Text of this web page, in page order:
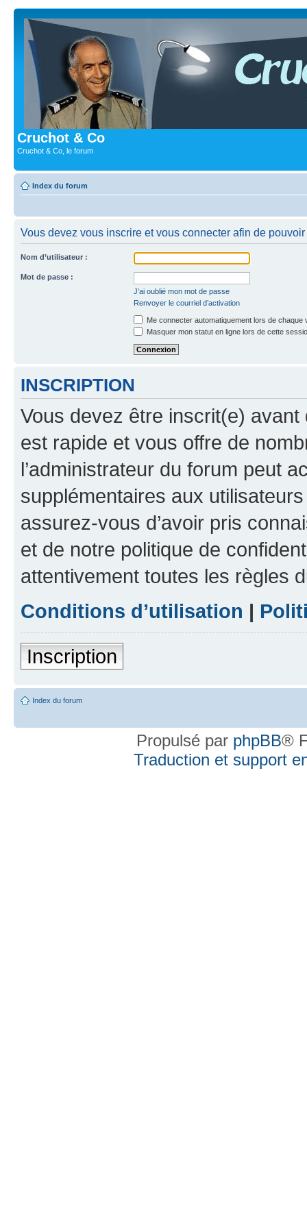
Cruchot & Co
Cruchot & Co, le forum
Index du forum
Vous devez vous inscrire et vous connecter afin de
Nom d’utilisateur :
Mot de passe :
J’ai oublié mon mot de passe
Renvoyer le courriel d’activation
Me connecter automatiquement lors de chaque
Masquer mon statut en ligne lors de cette
INSCRIPTION
Vous devez être inscrit(e) avant
est rapide et vous offre de
l’administrateur du forum peut
supplémentaires aux
assurez-vous d’avoir pris
et de notre politique de
attentivement toutes les règles
Conditions d’utilisation |
Inscription
Index du forum
Propulsé par phpBB®
Traduction et support